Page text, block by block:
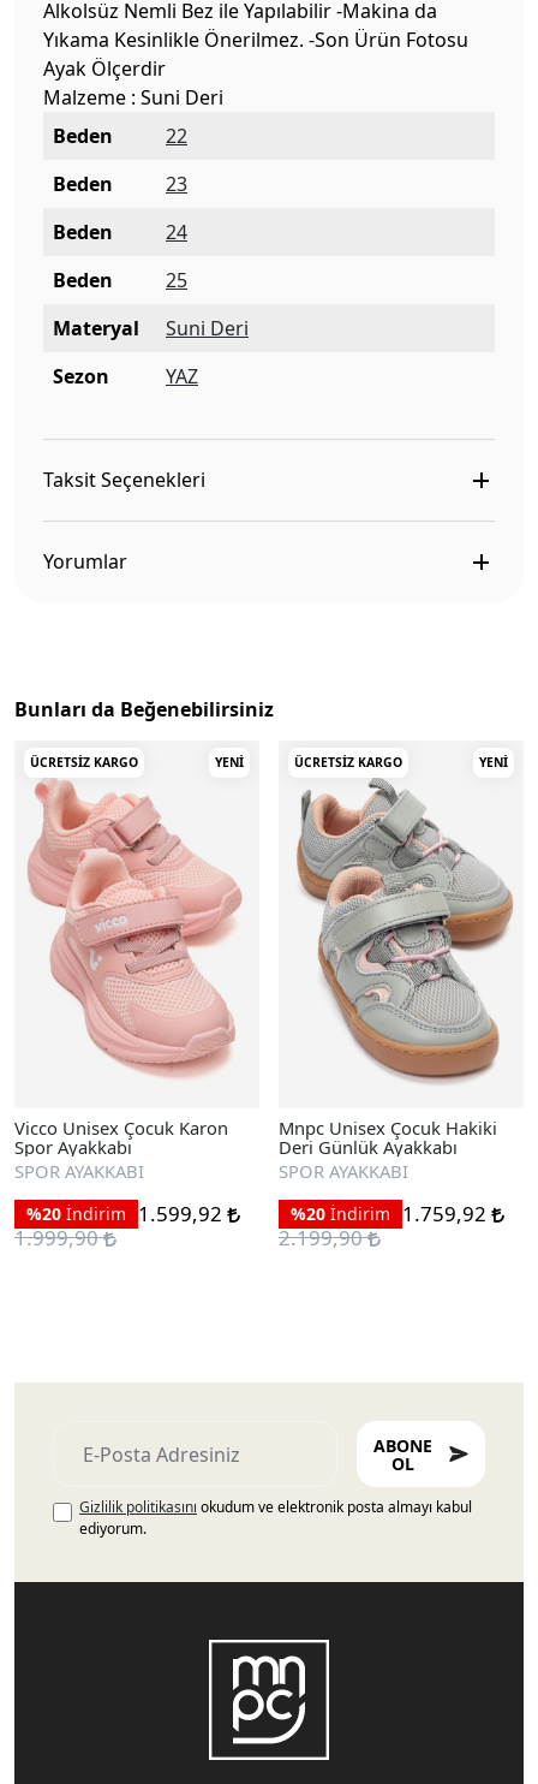
Alkolsüz Nemli Bez ile Yapılabilir -Makina da
Yıkama Kesinlikle Önerilmez. -Son Ürün Fotosu
Ayak Ölçerdir
Malzeme : Suni Deri
Beden
22
Beden
23
Beden
24
Beden
25
Materyal
Suni Deri
Sezon
YAZ
Taksit Seçenekleri
Yorumlar
Bunları da Beğenebilirsiniz
ÜCRETSIZ KARGO YENI
Vicco Unisex Çocuk Karon
Spor Ayakkabı
SPOR AYAKKABI
%20 İndirim
1.599,92
1.999,90
ÜCRETSIZ KARGO YENI
Mnpc Unisex Çocuk Hakiki
Deri Günlük Ayakkabı
SPOR AYAKKABI
%20 İndirim
1.759,92
2.199,90
ABONE
OL
Gizlilik politikasını okudum ve elektronik posta almayı kabul
ediyorum.